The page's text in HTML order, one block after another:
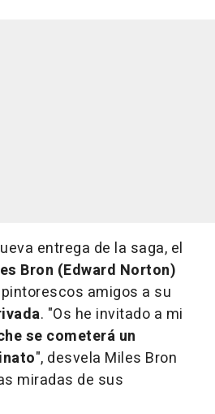
entrega de la saga, el
Bron (Edward Norton)
amigos a su
. "Os he invitado a mi
se cometerá un
", desvela Miles Bron
miradas de sus